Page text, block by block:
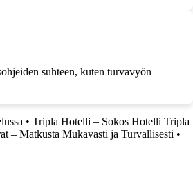
suhteen, kuten turvavyön
• Tripla Hotelli – Sokos Hotelli Tripla
– Matkusta Mukavasti ja Turvallisesti •